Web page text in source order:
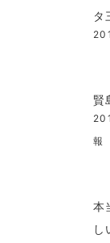
タ
賢
報
本
し